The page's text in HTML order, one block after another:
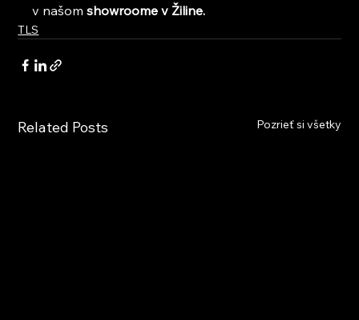
v našom showroome v Žiline.
TLS
Related Posts Pozrieť si všetky